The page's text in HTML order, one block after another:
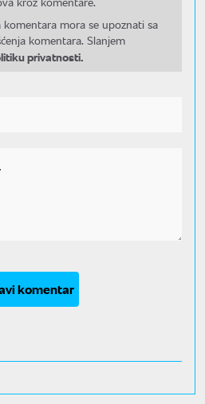
mora se upoznati sa
komentara. Slanjem
privatnosti.
komentar